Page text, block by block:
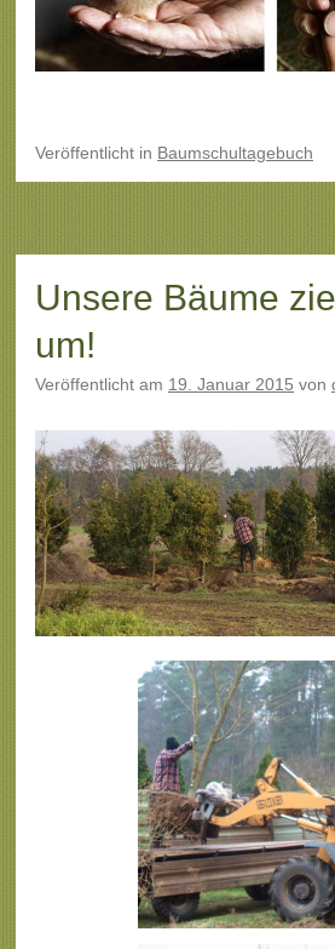
Veröffentlicht in Baumschultagebuch
Unsere Bäume
um!
Veröffentlicht am 19. Januar 2015 von